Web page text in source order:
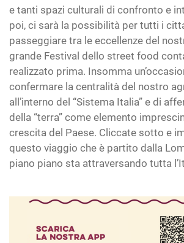
e tanti spazi culturali di confronto e
poi, ci sarà la possibilità per tutti i
passeggiare tra le eccellenze del
grande Festival dello street food
realizzato prima. Insomma
confermare la centralità del nostro
all’interno del “Sistema Italia” e di
della “terra” come elemento
crescita del Paese. Cliccate sotto e
questo viaggio che è partito dalla
piano piano sta attraversando tutta